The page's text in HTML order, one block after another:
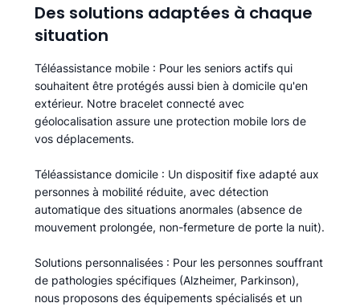
Des solutions adaptées à chaque
situation
Téléassistance mobile : Pour les seniors actifs qui
souhaitent être protégés aussi bien à domicile qu'en
extérieur. Notre bracelet connecté avec
géolocalisation assure une protection mobile lors de
vos déplacements.
Téléassistance domicile : Un dispositif fixe adapté aux
personnes à mobilité réduite, avec détection
automatique des situations anormales (absence de
mouvement prolongée, non-fermeture de porte la nuit).
Solutions personnalisées : Pour les personnes souffrant
de pathologies spécifiques (Alzheimer, Parkinson),
nous proposons des équipements spécialisés et un